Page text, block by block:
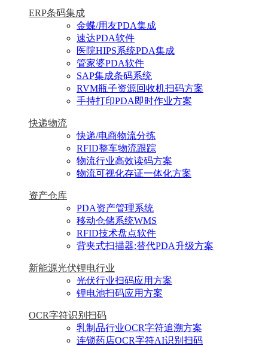
ERP条码集成
金蝶/用友PDA集成
速达PDA软件
医院HIPS系统PDA集成
管家婆PDA软件
SAP集成条码系统
RVM瓶子资源回收机扫码方案
手持打印PDA即时作业方案
快递物流
快递/电商物流分拣
RFID整车物流跟踪
物流行业高效读码方案
物流可视化存证一体化方案
资产仓库
PDA资产管理系统
移动仓储系统WMS
RFID技术盘点软件
背夹式扫描器:替代PDA升级方案
新能源光伏锂电行业
光伏行业扫码应用方案
锂电池扫码应用方案
OCR字符识别扫码
乳制品行业OCR字符追溯方案
连锁药店OCR字符AI识别扫码